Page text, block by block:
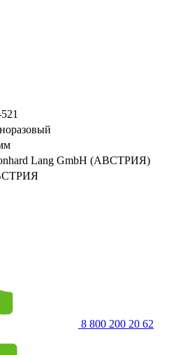
Lang GmbH (АВСТРИЯ)
8 800 200 20 62